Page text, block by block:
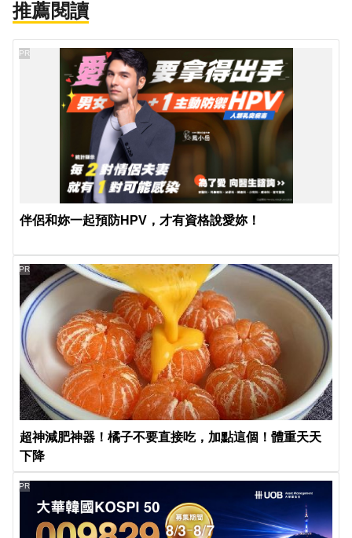
推薦閱讀
伴侶和妳一起預防HPV，才有資格說愛妳！
PR
超神減肥神器！橘子不要直接吃，加點這個！體重天天
下降
PR
PR